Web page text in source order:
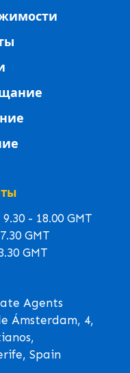
- 18.00 GMT
GMT
GMT
Agents
Ámsterdam, 4,
Spain